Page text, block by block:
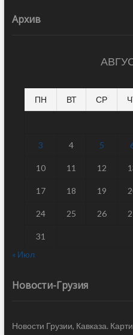
Архив
ПН ВТ СР
3 4 5
10 11 12
17 18 19
24 25 26
31
« Июл
Новости-Грузия
Новости Грузии, Кавказа.